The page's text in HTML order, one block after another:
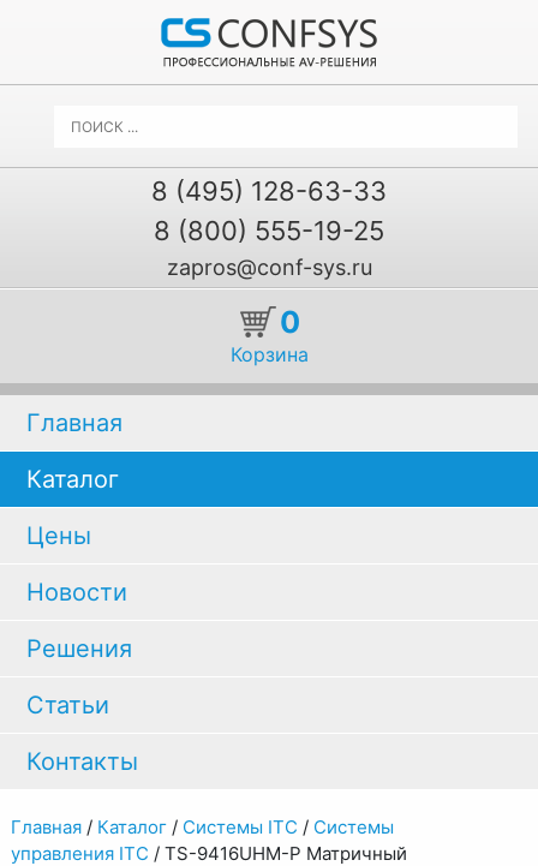
8 (495) 128-63-33
8 (800) 555-19-25
zapros@conf-sys.ru
0
Корзина
Главная
Каталог
Цены
Новости
Решения
Статьи
Контакты
Главная/ Каталог/ Системы ITC / Системы
управления ITC / TS-9416UHM-P Матричный